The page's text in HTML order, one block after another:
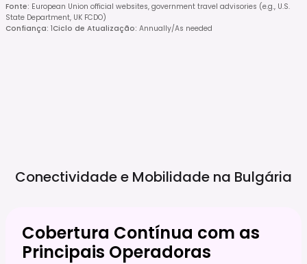
Fonte: European Union official websites, government travel advisories (e.g., U.S.
State Department, UK FCDO)
Confiança: 1Ciclo de Atualização: Annually/As needed
Conectividade e Mobilidade na Bulgária
Cobertura Contínua com as
Principais Operadoras